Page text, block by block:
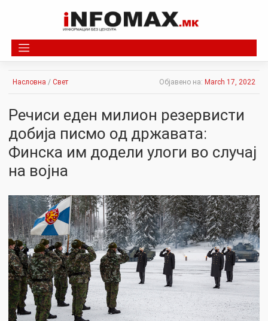
Насловна / Свет Објавено на: March 17, 2022
Речиси еден милион резервисти
добија писмо од државата:
Финска им додели улоги во случај
на војна